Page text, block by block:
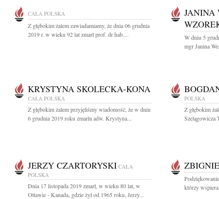
CAŁA POLSKA
Z głębokim żalem zawiadamiamy, że dnia 06 grudnia
2019 r. w wieku 92 lat zmarł prof. dr hab....
JANINA
W dniu 5
mgr Janina
KRYSTYNA SKOLECKA-KONA
CAŁA POLSKA
Z głębokim żalem przyjęliśmy wiadomość, że w dniu
6 grudnia 2019 roku zmarła adw. Krystyna...
POLSKA
Z głębokim
Szelągowicza
JERZY CZARTORYSKI CAŁA
POLSKA
Dnia 17 listopada 2019 zmarł, w wieku 80 lat, w
Ottawie - Kanada, gdzie żył od 1965 roku, Jerzy...
którzy